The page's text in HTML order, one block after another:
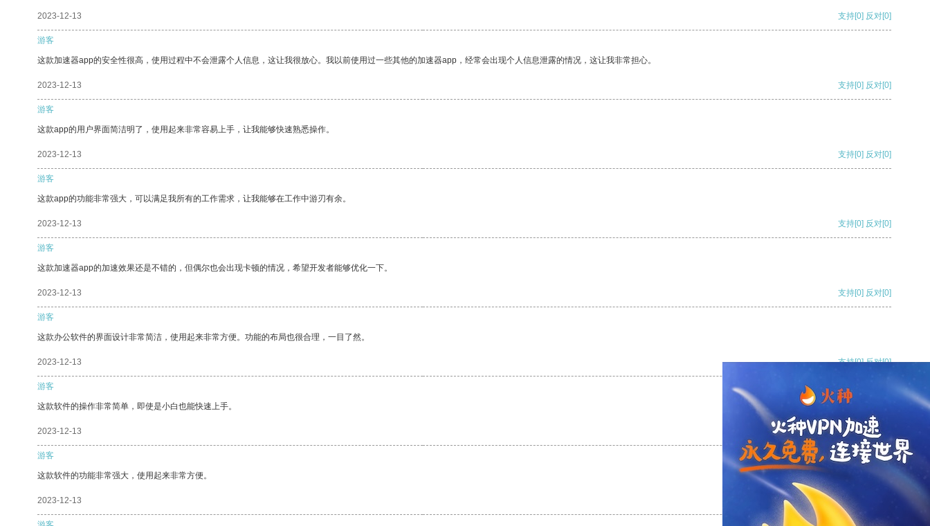
2023-12-13 支持[0] 反对[0]
游客
这款加速器app的安全性很高，使用过程中不会泄露个人信息，这让我很放心。我以前使用过一些其他的加速器app，经常会出现个人信息泄露的情况，这让我非常担心。
2023-12-13 支持[0] 反对[0]
游客
这款app的用户界面简洁明了，使用起来非常容易上手，让我能够快速熟悉操作。
2023-12-13 支持[0] 反对[0]
游客
这款app的功能非常强大，可以满足我所有的工作需求，让我能够在工作中游刃有余。
2023-12-13 支持[0] 反对[0]
游客
这款加速器app的加速效果还是不错的，但偶尔也会出现卡顿的情况，希望开发者能够优化一下。
2023-12-13 支持[0] 反对[0]
游客
这款办公软件的界面设计非常简洁，使用起来非常方便。功能的布局也很合理，一目了然。
2023-12-13 支持[0] 反对[0]
游客
这款软件的操作非常简单，即使是小白也能快速上手。
2023-12-13 支持[0] 反对
游客
这款软件的功能非常强大，使用起来非常方便。
2023-12-13 支持